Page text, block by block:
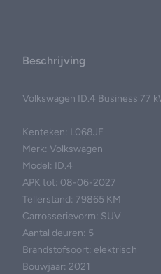
Beschrijving
Volkswagen ID.4 Business 77
Kenteken: L068JF
Merk: Volkswagen
Model: ID.4
APK tot: 08-06-2027
Tellerstand: 79865 KM
Carrosserievorm: SUV
Aantal deuren: 5
Brandstofsoort: elektrisch
Bouwjaar: 2021